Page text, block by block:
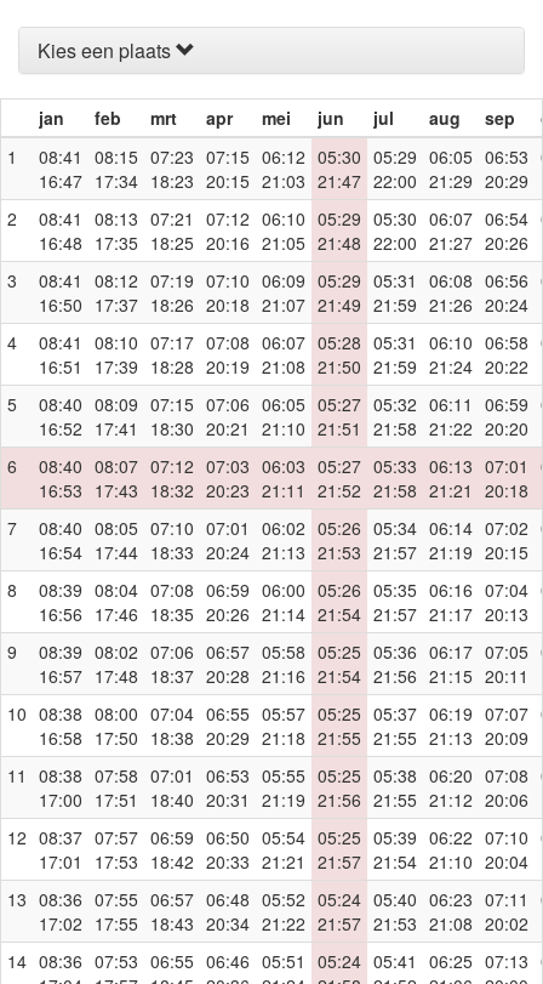
Kies een plaats
jan feb mrt apr mei jun jul aug sep
1
08:41
16:47
08:15
17:34
07:23
18:23
07:15
20:15
06:12
21:03
05:30
21:47
05:29
22:00
06:05
21:29
06:53
20:29
2
08:41
16:48
08:13
17:35
07:21
18:25
07:12
20:16
06:10
21:05
05:29
21:48
05:30
22:00
06:07
21:27
06:54
20:26
3
08:41
16:50
08:12
17:37
07:19
18:26
07:10
20:18
06:09
21:07
05:29
21:49
05:31
21:59
06:08
21:26
06:56
20:24
4
08:41
16:51
08:10
17:39
07:17
18:28
07:08
20:19
06:07
21:08
05:28
21:50
05:31
21:59
06:10
21:24
06:58
20:22
5
08:40
16:52
08:09
17:41
07:15
18:30
07:06
20:21
06:05
21:10
05:27
21:51
05:32
21:58
06:11
21:22
06:59
20:20
6
08:40
16:53
08:07
17:43
07:12
18:32
07:03
20:23
06:03
21:11
05:27
21:52
05:33
21:58
06:13
21:21
07:01
20:18
7
08:40
16:54
08:05
17:44
07:10
18:33
07:01
20:24
06:02
21:13
05:26
21:53
05:34
21:57
06:14
21:19
07:02
20:15
8
08:39
16:56
08:04
17:46
07:08
18:35
06:59
20:26
06:00
21:14
05:26
21:54
05:35
21:57
06:16
21:17
07:04
20:13
9
08:39
16:57
08:02
17:48
07:06
18:37
06:57
20:28
05:58
21:16
05:25
21:54
05:36
21:56
06:17
21:15
07:05
20:11
10 08:38
16:58
08:00
17:50
07:04
18:38
06:55
20:29
05:57
21:18
05:25
21:55
05:37
21:55
06:19
21:13
07:07
20:09
11
08:38
17:00
07:58
17:51
07:01
18:40
06:53
20:31
05:55
21:19
05:25
21:56
05:38
21:55
06:20
21:12
07:08
20:06
12 08:37
17:01
07:57
17:53
06:59
18:42
06:50
20:33
05:54
21:21
05:25
21:57
05:39
21:54
06:22
21:10
07:10
20:04
13 08:36
17:02
07:55
17:55
06:57
18:43
06:48
20:34
05:52
21:22
05:24
21:57
05:40
21:53
06:23
21:08
07:11
20:02
14 08:36 07:53 06:55 06:46 05:51
05:24 05:41
06:25 07:13